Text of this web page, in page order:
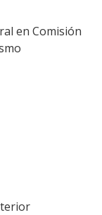
en Comisión